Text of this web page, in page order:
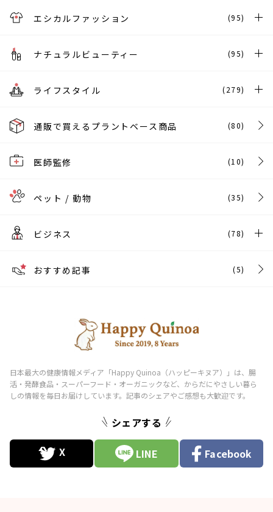
エシカルファッション (95)
ナチュラルビューティー (95)
ライフスタイル (279)
通販で買えるプラントベース商品 (80)
医師監修 (10)
ペット / 動物 (35)
ビジネス (78)
おすすめ記事 (5)
シェアする
LINE Facebook